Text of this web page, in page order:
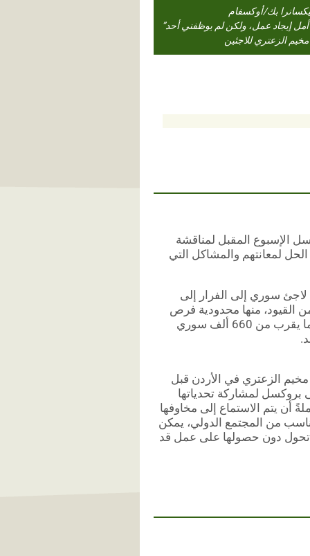
بك/أوكسفام
أمل إيجاد عمل، ولكن لم يوظفني أحد”
الزعتري للاجئين
الإسبوع المقبل لمناقشة
الحل لمعانتهم والمشاكل التي
عامها الثامن، واضطر أكثر من 5.6 مليون لاجئ سوري إلى الفرار إلى
القيود، منها محدودية فرص
العمل أو قلة توفر الخيارات لدعم أسرهم. يوفر الأردن ملاذاً آمناً لما يقرب من 660 ألف سوري
الزعتري في الأردن قبل
لمشاركة تحدياتها
أن يتم الاستماع إلى مخاوفها
من المجتمع الدولي، يمكن
تحول دون حصولها على عمل قد